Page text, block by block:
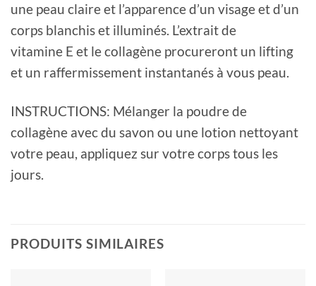
une peau claire et l’apparence d’un visage et d’un
corps blanchis et illuminés. L’extrait de
vitamine E et le collagène procureront un lifting
et un raffermissement instantanés à vous peau.
INSTRUCTIONS: Mélanger la poudre de
collagène avec du savon ou une lotion nettoyant
votre peau, appliquez sur votre corps tous les
jours.
PRODUITS SIMILAIRES